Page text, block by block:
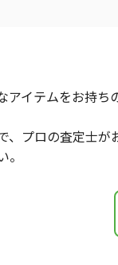
アイテムをお持
、プロの査定士が